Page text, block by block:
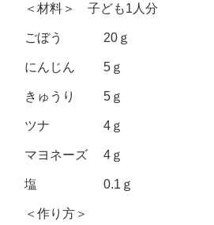
＜材料＞ 子ども1人分
ごぼう 20ｇ
にんじん 5ｇ
きゅうり 5ｇ
ツナ 4ｇ
マヨネーズ 4ｇ
塩 0.1ｇ
＜作り方＞